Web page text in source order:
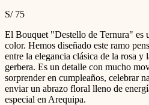
S/ 75
El Bouquet "Destello de Ternura" es
color. Hemos diseñado este ramo
entre la elegancia clásica de la rosa y
gerbera. Es un detalle con mucho
sorprender en cumpleaños, celebrar
enviar un abrazo floral lleno de
especial en Arequipa.